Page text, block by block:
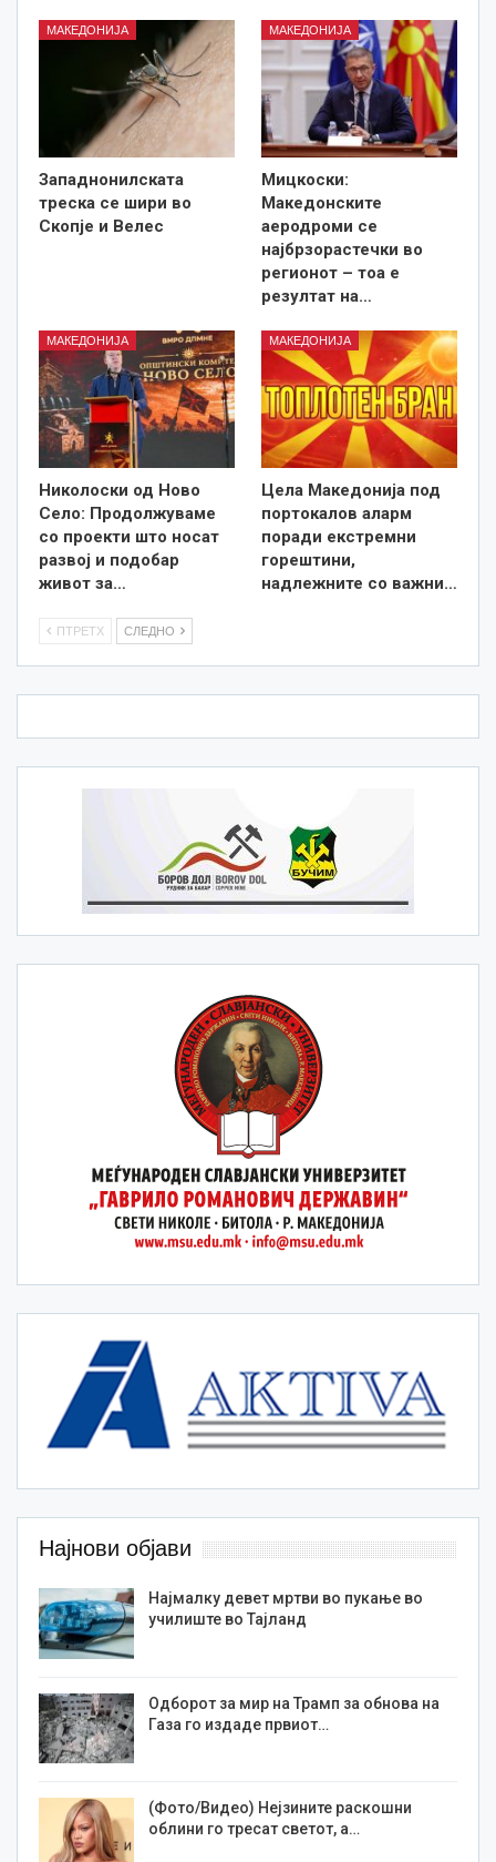
МАКЕДОНИЈА
Западнонилската
треска се шири во
Скопје и Велес
МАКЕДОНИЈА
Мицкоски:
Македонските
аеродроми се
најбрзорастечки во
регионот – тоа е
резултат на…
МАКЕДОНИЈА
Николоски од Ново
Село: Продолжуваме
со проекти што носат
развој и подобар
живот за…
МАКЕДОНИЈА
Цела Македонија под
портокалов аларм
поради екстремни
горештини,
надлежните со важни…
ПТРЕТХ СЛЕДНО
Најнови објави
Најмалку девет мртви во пукање во
училиште во Тајланд
Одборот за мир на Трамп за обнова на
Газа го издаде првиот…
(Фото/Видео) Нејзините раскошни
облини го тресат светот, а…